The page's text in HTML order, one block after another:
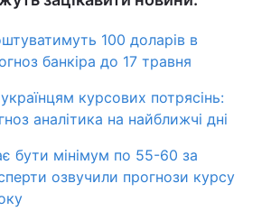
100 доларів в
банкіра до 17 травня
курсових потрясінь:
аналітика на найближчі дні
бути мінімум по 55-60 за
озвучили прогнози курсу